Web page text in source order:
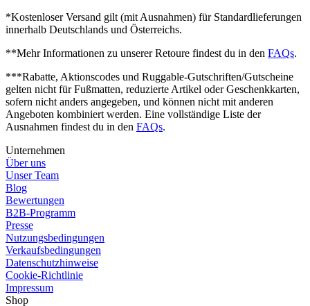
*Kostenloser Versand gilt (mit Ausnahmen) für Standardlieferungen
innerhalb Deutschlands und Österreichs.
**Mehr Informationen zu unserer Retoure findest du in den FAQs.
***Rabatte, Aktionscodes und Ruggable-Gutschriften/Gutscheine
gelten nicht für Fußmatten, reduzierte Artikel oder Geschenkkarten,
sofern nicht anders angegeben, und können nicht mit anderen
Angeboten kombiniert werden. Eine vollständige Liste der
Ausnahmen findest du in den FAQs.
Unternehmen
Über uns
Unser Team
Blog
Bewertungen
B2B-Programm
Presse
Nutzungsbedingungen
Verkaufsbedingungen
Datenschutzhinweise
Cookie-Richtlinie
Impressum
Shop